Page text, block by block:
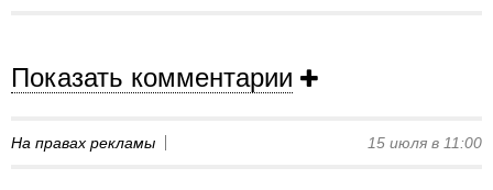
Показать комментарии
На правах рекламы 15 июля в 11:00